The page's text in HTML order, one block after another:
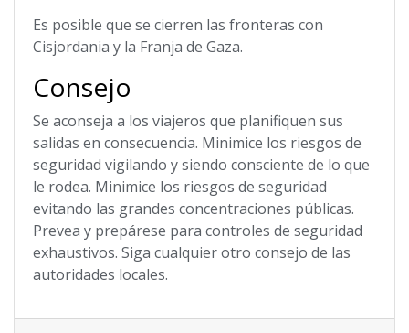
Es posible que se cierren las fronteras con
Cisjordania y la Franja de Gaza.
Consejo
Se aconseja a los viajeros que planifiquen sus
salidas en consecuencia. Minimice los riesgos de
seguridad vigilando y siendo consciente de lo que
le rodea. Minimice los riesgos de seguridad
evitando las grandes concentraciones públicas.
Prevea y prepárese para controles de seguridad
exhaustivos. Siga cualquier otro consejo de las
autoridades locales.